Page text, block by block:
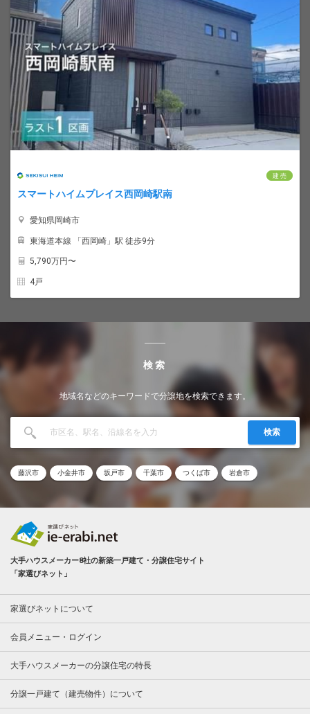
建 売
スマートハイムプレイス西岡崎駅南
愛知県岡崎市
東海道本線 「西岡崎」駅 徒歩9分
5,790万円〜
4戸
検索
地域名などのキーワードで分譲地を検索できます。
検索
藤沢市 小金井市 坂戸市 千葉市 つくば市 岩倉市
大手ハウスメーカー8社の新築一戸建て・分譲住宅サイト
「家選びネット」
家選びネットについて
会員メニュー・ログイン
大手ハウスメーカーの分譲住宅の特長
分譲一戸建て（建売物件）について